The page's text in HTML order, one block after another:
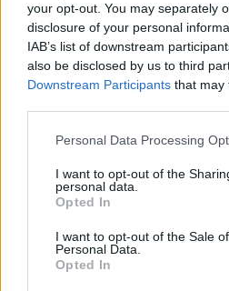
your opt-out. You may separately
disclosure of your personal
IAB’s list of downstream
also be disclosed by us to third
Downstream Participants that may
Personal Data Processing
I want to opt-out of the
personal data.
Opted In
I want to opt-out of the Sale
Personal Data.
Opted In